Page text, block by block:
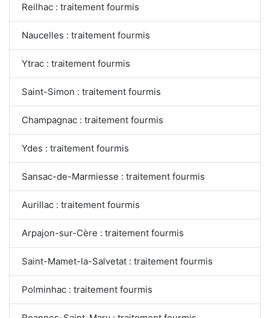
Reilhac : traitement fourmis
Naucelles : traitement fourmis
Ytrac : traitement fourmis
Saint-Simon : traitement fourmis
Champagnac : traitement fourmis
Ydes : traitement fourmis
Sansac-de-Marmiesse : traitement fourmis
Aurillac : traitement fourmis
Arpajon-sur-Cère : traitement fourmis
Saint-Mamet-la-Salvetat : traitement fourmis
Polminhac : traitement fourmis